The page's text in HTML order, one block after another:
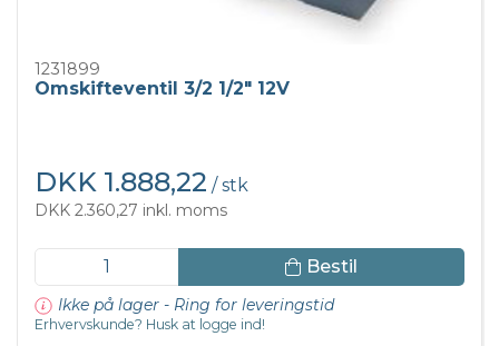
1231899
Omskifteventil 3/2 1/2" 12V
DKK 1.888,22 / stk
DKK 2.360,27 inkl. moms
Bestil
Ikke på lager - Ring for leveringstid
Erhvervskunde? Husk at logge ind!